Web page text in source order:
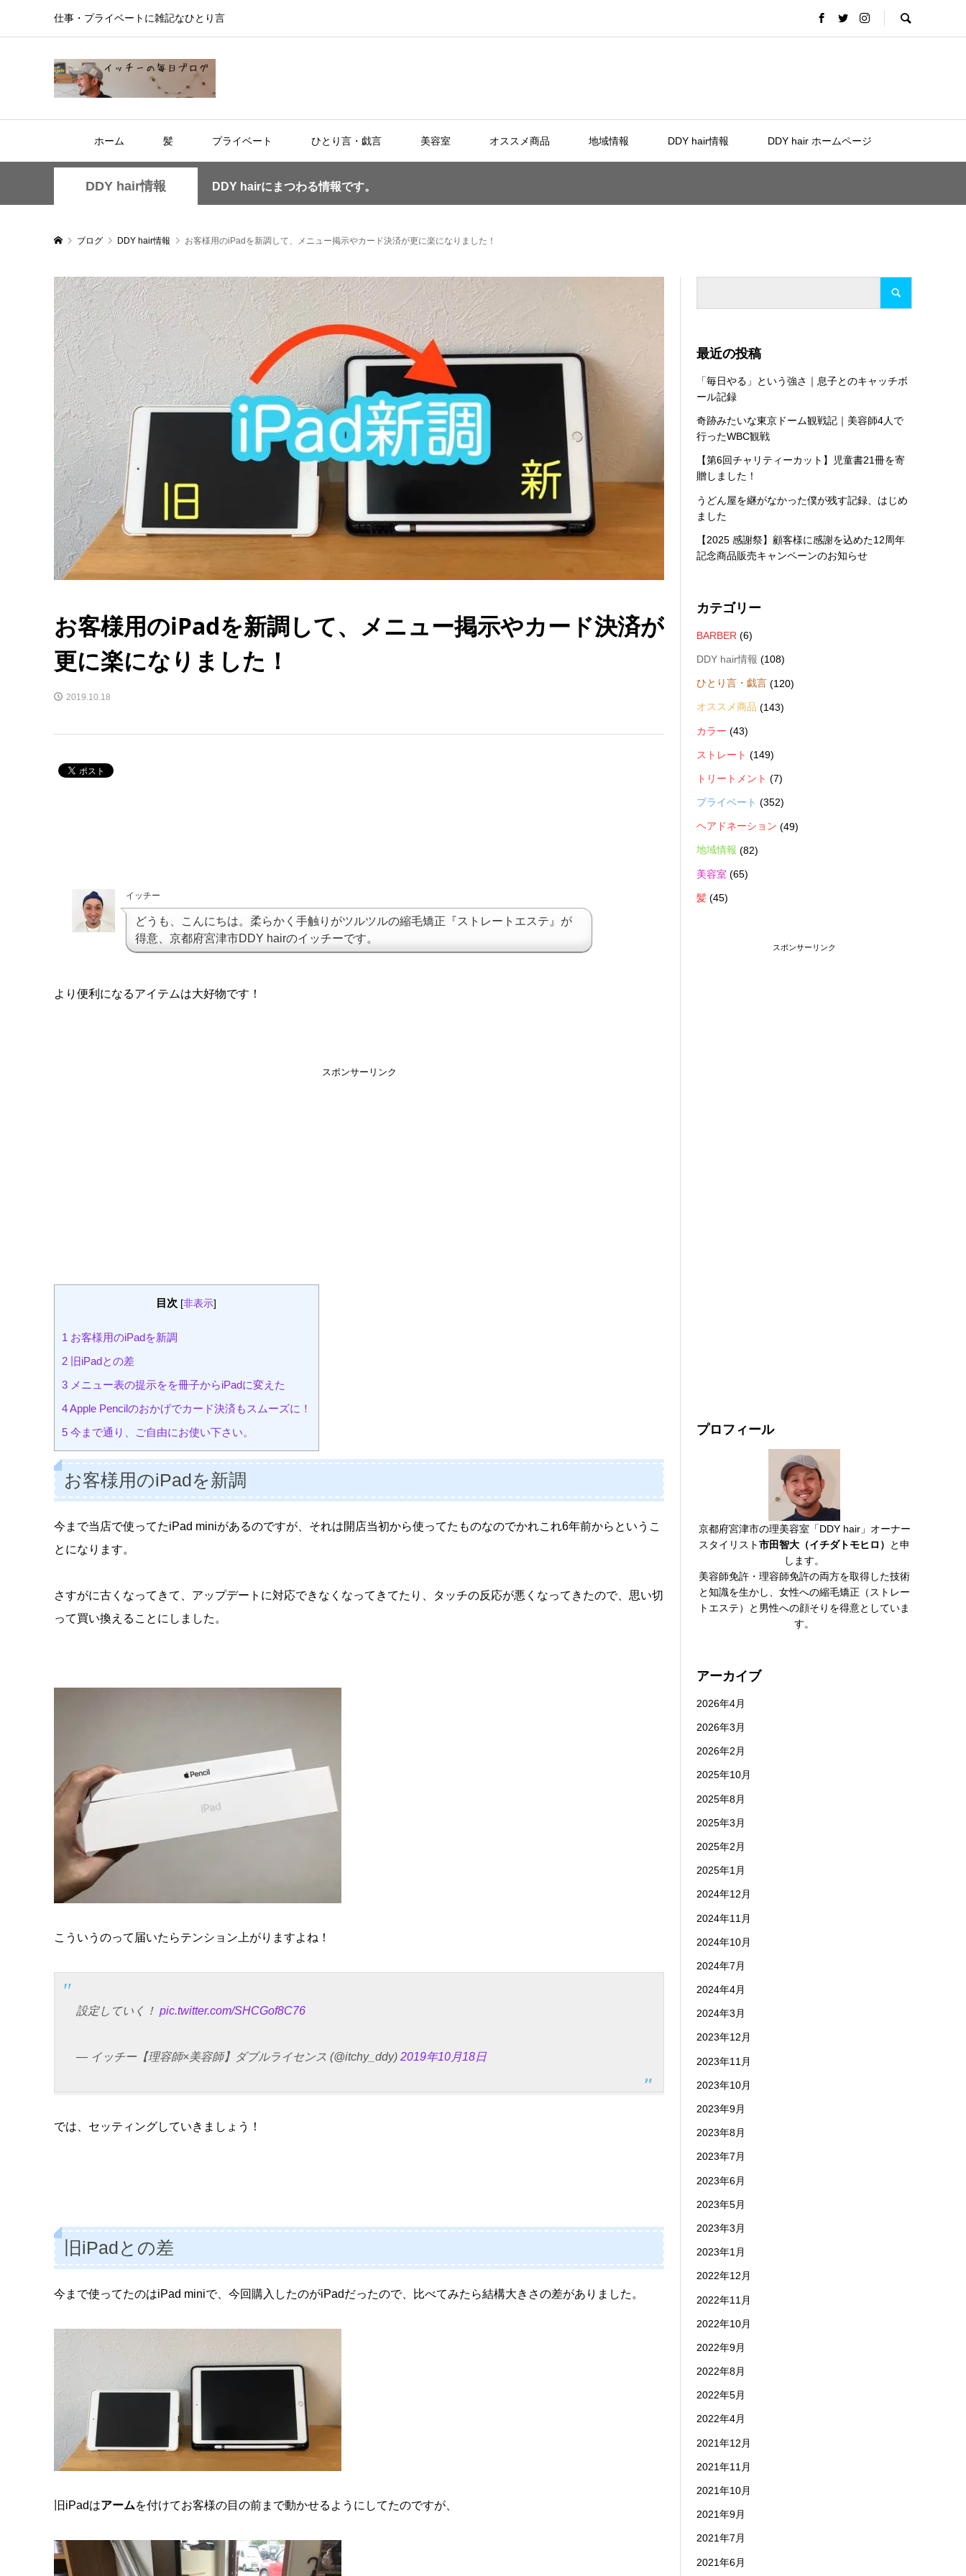
仕事・プライベートに雑記なひとり言
ホーム 髪 プライベート ひとり言・戯言 美容室 オススメ商品 地域情報 DDY hair情報 DDY hair ホームページ
DDY hair情報 DDY hairにまつわる情報です。
ブログ DDY hair情報 お客様用のiPadを新調して、メニュー掲示やカード決済が更に楽になりました！
お客様用のiPadを新調して、メニュー掲示やカード決済が
更に楽になりました！
2019.10.18
イッチー
どうも、こんにちは。柔らかく手触りがツルツルの縮毛矯正『ストレートエステ』が
得意、京都府宮津市DDY hairのイッチーです。
より便利になるアイテムは大好物です！
スポンサーリンク
目次 [非表示]
1 お客様用のiPadを新調
2旧iPadとの差
3メニュー表の提示をを冊子からiPadに変えた
4Apple Pencilのおかげでカード決済もスムーズに！
5今まで通り、ご自由にお使い下さい。
お客様用のiPadを新調
今まで当店で使ってたiPad miniがあるのですが、それは開店当初から使ってたものなのでかれこれ6年前からというこ
とになります。
さすがに古くなってきて、アップデートに対応できなくなってきてたり、タッチの反応が悪くなってきたので、思い切
って買い換えることにしました。
こういうのって届いたらテンション上がりますよね！
設定していく！ pic.twitter.com/SHCGof8C76
— イッチー【理容師×美容師】ダブルライセンス (@itchy_ddy) 2019年10月18日
では、セッティングしていきましょう！
旧iPadとの差
今まで使ってたのはiPad miniで、今回購入したのがiPadだったので、比べてみたら結構大きさの差がありました。
旧iPadはアームを付けてお客様の目の前まで動かせるようにしてたのですが、
最近の投稿
「毎日やる」という強さ｜息子とのキャッチボ
ール記録
奇跡みたいな東京ドーム観戦記｜美容師4人で
行ったWBC観戦
【第6回チャリティーカット】児童書21冊を寄
贈しました！
うどん屋を継がなかった僕が残す記録、はじめ
ました
【2025 感謝祭】顧客様に感謝を込めた12周年
記念商品販売キャンペーンのお知らせ
カテゴリー
BARBER (6)
DDY hair情報 (108)
ひとり言・戯言 (120)
オススメ商品 (143)
カラー (43)
ストレート (149)
トリートメント (7)
プライベート (352)
ヘアドネーション (49)
地域情報 (82)
美容室 (65)
髪 (45)
スポンサーリンク
プロフィール
京都府宮津市の理美容室「DDY hair」オーナー
スタイリスト市田智大（イチダトモヒロ）
と申
します。
美容師免許・理容師免許の両方を取得した技術
と知識を生かし、女性への縮毛矯正（ストレー
トエステ）と男性への顔そりを得意としていま
す。
アーカイブ
2026年4月
2026年3月
2026年2月
2025年10月
2025年8月
2025年3月
2025年2月
2025年1月
2024年12月
2024年11月
2024年10月
2024年7月
2024年4月
2024年3月
2023年12月
2023年11月
2023年10月
2023年9月
2023年8月
2023年7月
2023年6月
2023年5月
2023年3月
2023年1月
2022年12月
2022年11月
2022年10月
2022年9月
2022年8月
2022年5月
2022年4月
2021年12月
2021年11月
2021年10月
2021年9月
2021年7月
2021年6月